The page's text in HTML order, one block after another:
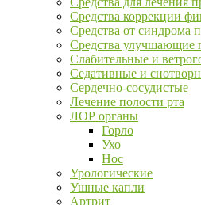
Средства коррекции
Средства от синдрома
Средства улучшающие
Слабительные и
Седативные и
Сердечно-сосудистые
Лечение полости рта
ЛОР органы
Горло
Ухо
Нос
Урологические
Ушные капли
Артрит